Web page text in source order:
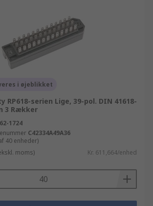
i øjeblikket
RP618-serien Lige, 39-pol. DIN 41618-
3 Rækker
1724
C42334A49A36
40 enheder)
moms) Kr. 611,664/enhed